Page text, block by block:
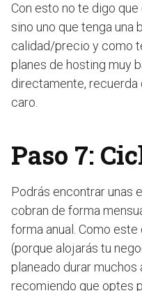
Con esto no te digo
sino uno que tenga una
calidad/precio y como
planes de hosting muy
directamente, recuerda
caro.
Paso 7:
Podrás encontrar unas
cobran de forma
forma anual. Como
(porque alojarás tu
planeado durar
recomiendo que optes